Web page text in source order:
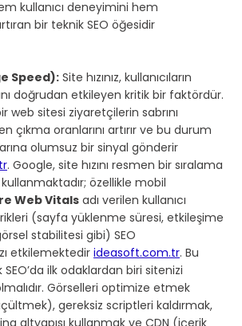
kullanıcı deneyimini hem
bir teknik SEO öğesidir
Speed): Site hızınız, kullanıcıların
doğrudan etkileyen kritik bir faktördür.
web sitesi ziyaretçilerin sabrını
çıkma oranlarını artırır ve bu durum
olumsuz bir sinyal gönderir
. Google, site hızını resmen bir sıralama
özellikle mobil
Web Vitals adı verilen kullanıcı
(sayfa yüklenme süresi, etkileşime
stabilitesi gibi) SEO
etkilemektedir ideasoft.com.tr. Bu
ilk odaklardan biri sitenizi
Görselleri optimize etmek
gereksiz scriptleri kaldırmak,
altyapısı kullanmak ve CDN (içerik